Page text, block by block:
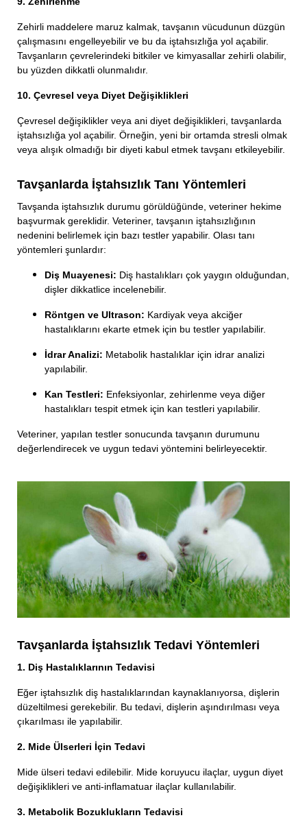
Zehirli maddelere maruz kalmak, tavşanın vücudunun düzgün
çalışmasını engelleyebilir ve bu da iştahsızlığa yol açabilir.
Tavşanların çevrelerindeki bitkiler ve kimyasallar zehirli olabilir,
bu yüzden dikkatli olunmalıdır.
10. Çevresel veya Diyet Değişiklikleri
Çevresel değişiklikler veya ani diyet değişiklikleri, tavşanlarda
iştahsızlığa yol açabilir. Örneğin, yeni bir ortamda stresli olmak
veya alışık olmadığı bir diyeti kabul etmek tavşanı etkileyebilir.
Tavşanlarda İştahsızlık Tanı Yöntemleri
Tavşanda iştahsızlık durumu görüldüğünde, veteriner hekime
başvurmak gereklidir. Veteriner, tavşanın iştahsızlığının
nedenini belirlemek için bazı testler yapabilir. Olası tanı
yöntemleri şunlardır:
Diş Muayenesi: Diş hastalıkları çok yaygın olduğundan,
dişler dikkatlice incelenebilir.
Röntgen ve Ultrason: Kardiyak veya akciğer
hastalıklarını ekarte etmek için bu testler yapılabilir.
İdrar Analizi: Metabolik hastalıklar için idrar analizi
yapılabilir.
Kan Testleri: Enfeksiyonlar, zehirlenme veya diğer
hastalıkları tespit etmek için kan testleri yapılabilir.
Veteriner, yapılan testler sonucunda tavşanın durumunu
değerlendirecek ve uygun tedavi yöntemini belirleyecektir.
Tavşanlarda İştahsızlık Tedavi Yöntemleri
1. Diş Hastalıklarının Tedavisi
Eğer iştahsızlık diş hastalıklarından kaynaklanıyorsa, dişlerin
düzeltilmesi gerekebilir. Bu tedavi, dişlerin aşındırılması veya
çıkarılması ile yapılabilir.
2. Mide Ülserleri İçin Tedavi
Mide ülseri tedavi edilebilir. Mide koruyucu ilaçlar, uygun diyet
değişiklikleri ve anti-inflamatuar ilaçlar kullanılabilir.
3. Metabolik Bozuklukların Tedavisi